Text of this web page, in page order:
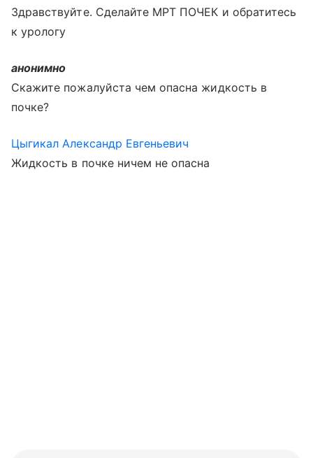
Здравствуйте. Сделайте МРТ ПОЧЕК и обратитесь
к урологу
анонимно
Скажите пожалуйста чем опасна жидкость в
почке?
Цыгикал Александр Евгеньевич
Жидкость в почке ничем не опасна